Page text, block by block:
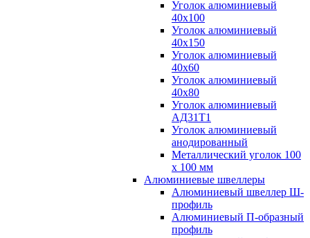
Уголок алюминиевый
40х100
Уголок алюминиевый
40х150
Уголок алюминиевый
40х60
Уголок алюминиевый
40х80
Уголок алюминиевый
АД31Т1
Уголок алюминиевый
анодированный
Металлический уголок 100
х 100 мм
Алюминиевые швеллеры
Алюминиевый швеллер Ш-
профиль
Алюминиевый П-образный
профиль